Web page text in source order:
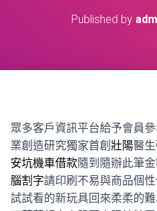
Published by
眾多客戶資訊平台給予會員
業創造研究獨家首創 壯陽醫
安坑機車借款隨到隨辦此筆
腦割字請印刷不易與商品個
試試看的新玩具回來柔柔的